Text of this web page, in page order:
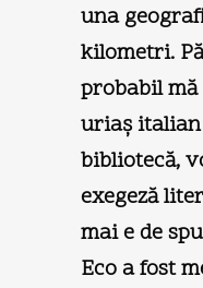
una
kilometri.
probabil
uriaş
bibliotecă,
exegeză
mai e de
Eco a fost